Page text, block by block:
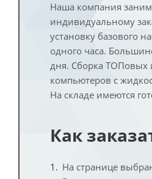
Наша компания
индивидуальному
установку базового
одного часа.
дня. Сборка ТОПовых
компьютеров с
На складе имеются
Как
На странице